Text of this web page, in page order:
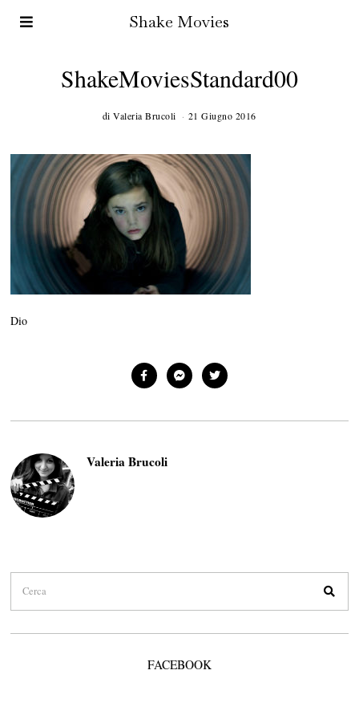
Shake Movies
ShakeMoviesStandard00
diValeria Brucoli 21 Giugno 2016
Dio
Valeria Brucoli
FACEBOOK